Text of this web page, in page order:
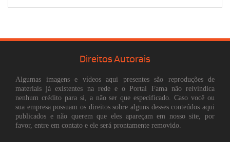
Direitos Autorais
Algumas imagens e vídeos aqui presentes são reproduções de
materiais já existentes na rede e o Portal Fama não reivindica
nenhum crédito para si, a não ser que especificado. Caso você ou
sua empresa possuam os direitos sobre alguns desses conteúdos aqui
publicados e não querem que eles apareçam em nosso site, por
favor, entre em contato e ele será prontamente removido.